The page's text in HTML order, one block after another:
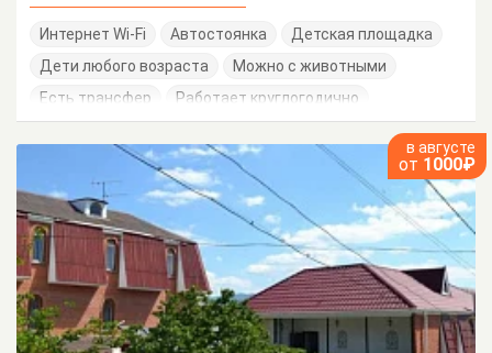
Интернет Wi-Fi Автостоянка
Детская площадка
Дети любого возраста
Можно с животными
Есть трансфер
Работает круглогодично
в августе
от 1000₽